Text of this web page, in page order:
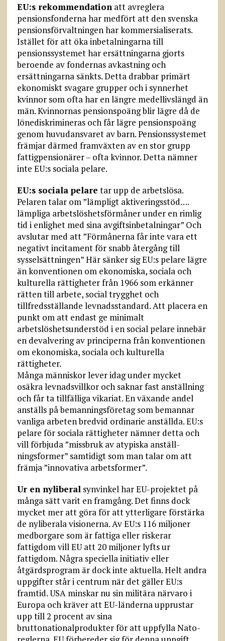
EU:s rekommendationatt avreglera
pensionsfonderna har medfört att den svenska
pensionsförvaltningen har kommersialiserats.
Istället för att öka inbetalningarna till
pensionssystemet har ersättningarna gjorts
beroende av fondernas avkastning och
ersättningarna sänkts. Detta drabbar primärt
ekonomiskt svagare grupper och i synnerhet
kvinnor som ofta har en längre medellivslängd än
män. Kvinnornas pensionspoäng blir lägre då de
lönediskrimineras och får lägre pensionspoäng
genom huvudansvaret av barn. Pensionssystemet
främjar därmed framväxten av en stor grupp
fattigpensionärer – ofta kvinnor. Detta nämner
inte EU:s sociala pelare.
EU:s sociala pelare tar upp de arbetslösa.
Pelaren talar om ”lämpligt aktiveringsstöd….
lämpliga arbetslöshetsförmåner under en rimlig
tid i enlighet med sina avgiftsinbetalningar” Och
avslutar med att ”Förmånerna får inte vara ett
negativt incitament för snabb återgång till
sysselsättningen” Här sänker sig EU:s pelare lägre
än konventionen om ekonomiska, sociala och
kulturella rättigheter från 1966 som erkänner
rätten till arbete, social trygghet och
tillfredsställande levnadsstandard. Att placera en
punkt om att endast ge minimalt
arbetslöshetsunderstöd i en social pelare innebär
en devalvering av principerna från konventionen
om ekonomiska, sociala och kulturella
rättigheter.
Många människor lever idag under mycket
osäkra levnadsvillkor och saknar fast anställning
och får ta tillfälliga vikariat. En växande andel
anställs på bemanningsföretag som bemannar
vanliga arbeten bredvid ordinarie anställda. EU:s
pelare för sociala rättigheter nämner detta och
vill förbjuda ”missbruk av atypiska anställ­
ningsformer” samtidigt som man talar om att
främja ”innovativa arbetsformer”.
Ur en nyliberalsynvinkel har EU-projektet på
många sätt varit en framgång. Det finns dock
mycket mer att göra för att ytterligare förstärka
de nyliberala visionerna. Av EU:s 116 miljoner
medborgare som är fattiga eller riskerar
fattigdom vill EU att 20 miljoner lyfts ur
fattigdom. Några speciella initiativ eller
åtgärdsprogram är dock inte aktuella. Helt andra
uppgifter står i centrum när det gäller EU:s
framtid. USA minskar nu sin militära närvaro i
Europa och kräver att EU-länderna upprustar
upp till 2 procent av sina
bruttonationalprodukter för att uppfylla Nato-